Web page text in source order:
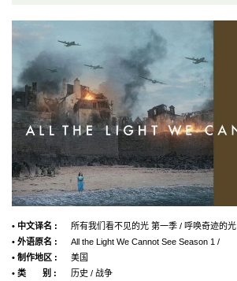
• 中文译名 :
所有我们看不见的光 第一季 / 呼唤奇迹的光
• 外语原名 :
All the Light We Cannot See Season 1 /
• 制作地区 :
美国
• 类 别 :
历史 / 战争